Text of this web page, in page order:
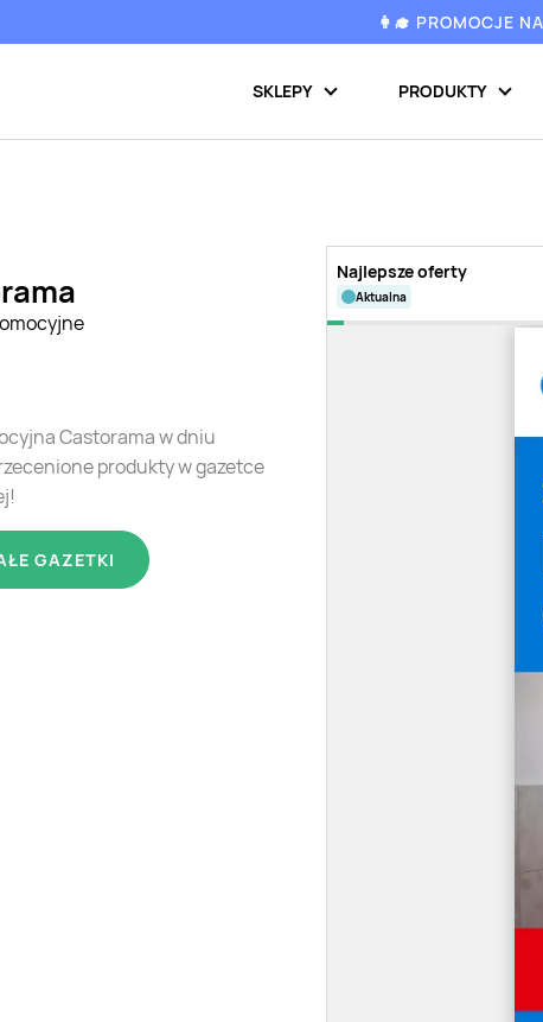
👩‍🎓 PROMOCJE
SKLEPY PRODUKTY
Castorama w dniu
produkty w gazetce
GAZETKI
Najlepsze oferty
aktualna